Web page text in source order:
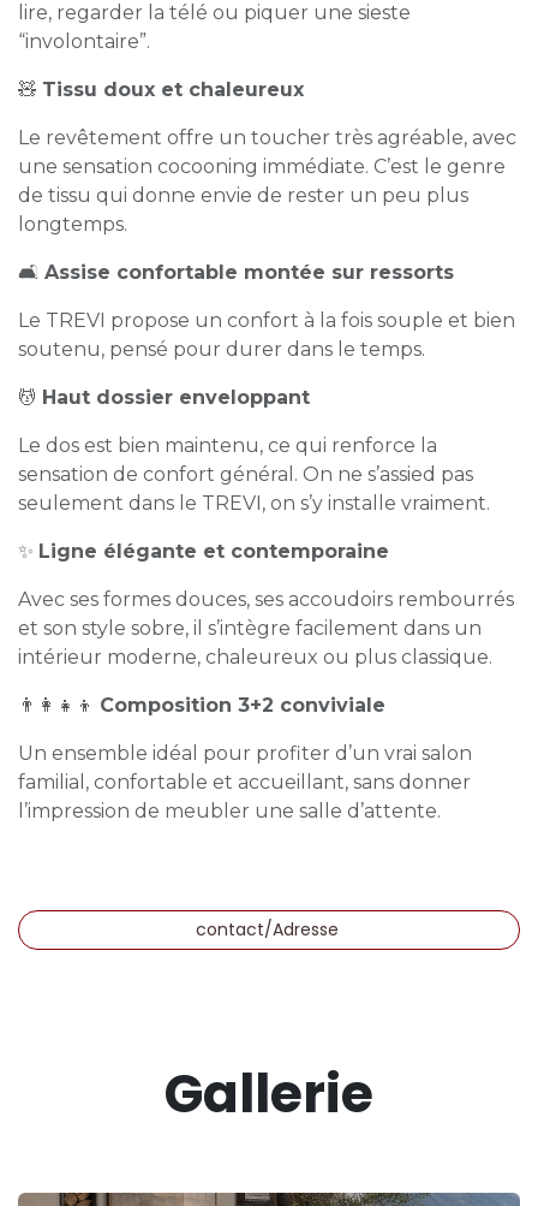
lire, regarder la télé ou piquer une sieste
“involontaire”.
🧸 Tissu doux et chaleureux
Le revêtement offre un toucher très agréable, avec
une sensation cocooning immédiate. C’est le genre
de tissu qui donne envie de rester un peu plus
longtemps.
🛋️ Assise confortable montée sur ressorts
Le TREVI propose un confort à la fois souple et bien
soutenu, pensé pour durer dans le temps.
💆 Haut dossier enveloppant
Le dos est bien maintenu, ce qui renforce la
sensation de confort général. On ne s’assied pas
seulement dans le TREVI, on s’y installe vraiment.
✨ Ligne élégante et contemporaine
Avec ses formes douces, ses accoudoirs rembourrés
et son style sobre, il s’intègre facilement dans un
intérieur moderne, chaleureux ou plus classique.
👨‍👩‍👧‍👦 Composition 3+2 conviviale
Un ensemble idéal pour profiter d’un vrai salon
familial, confortable et accueillant, sans donner
l’impression de meubler une salle d’attente.
contact/Adresse
Gallerie